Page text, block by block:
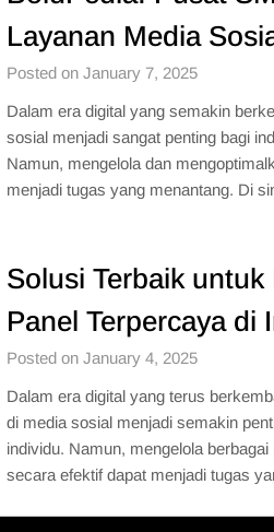
Layanan Media
Posted on January 7, 2025
Dalam era digital yang semakin
sosial menjadi sangat penting bagi
Namun, mengelola dan
menjadi tugas yang menantang. Di
Solusi Terbaik untuk
Panel Terpercaya di
Posted on January 4, 2025
Dalam era digital yang terus
di media sosial menjadi semakin
individu. Namun, mengelola
secara efektif dapat menjadi tugas